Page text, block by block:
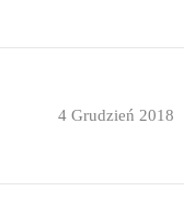
4 Grudzień 2018